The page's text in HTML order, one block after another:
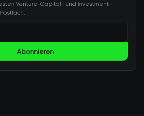
Venture-Capital- und Investment-
Abonnieren